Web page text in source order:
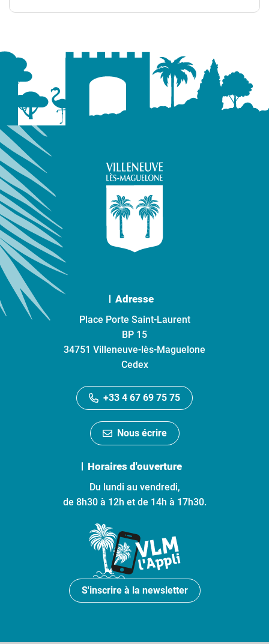
Adresse
Place Porte Saint-Laurent
BP 15
34751 Villeneuve-lès-Maguelone
Cedex
+33 4 67 69 75 75
Nous écrire
Horaires d'ouverture
Du lundi au vendredi,
de 8h30 à 12h et de 14h à 17h30.
S'inscrire à la newsletter